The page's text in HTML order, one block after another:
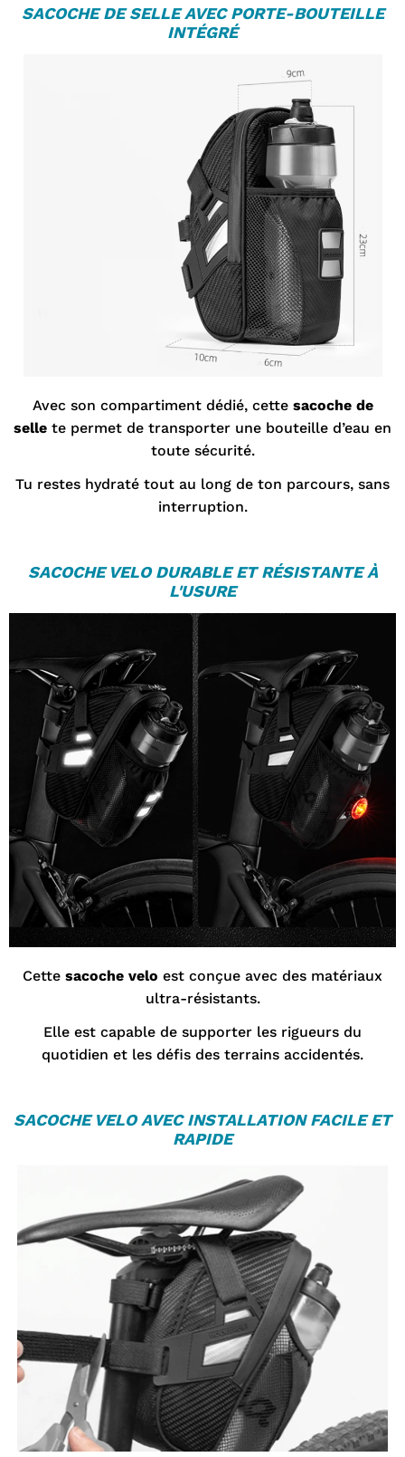
SACOCHE DE SELLE AVEC PORTE-BOUTEILLE
INTÉGRÉ
Avec son compartiment dédié, cette sacoche de
selle te permet de transporter une bouteille d’eau en
toute sécurité.
Tu restes hydraté tout au long de ton parcours, sans
interruption.
SACOCHE VELODURABLE ET RÉSISTANTE À
L'USURE
Cette sacoche velo est conçue avec des matériaux
ultra-résistants.
Elle est capable de supporter les rigueurs du
quotidien et les défis des terrains accidentés.
SACOCHE VELOAVEC INSTALLATION FACILE ET
RAPIDE